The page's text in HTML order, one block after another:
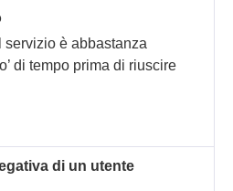
servizio è abbastanza
di tempo prima di riuscire
di un utente